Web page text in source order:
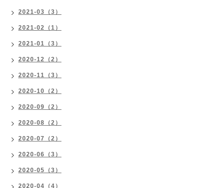
2021-03（3）
2021-02（1）
2021-01（3）
2020-12（2）
2020-11（3）
2020-10（2）
2020-09（2）
2020-08（2）
2020-07（2）
2020-06（3）
2020-05（3）
2020-04（4）